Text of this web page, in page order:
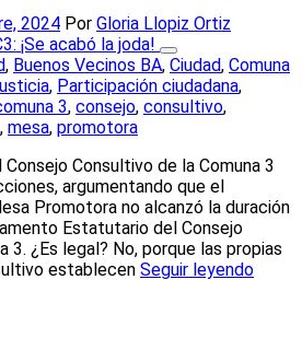
2024 Por Gloria Llopiz Ortiz
, Buenos Vecinos BA, Ciudad, Comuna
, Participación ciudadana,
3, consejo, consultivo,
, mesa, promotora
Consultivo de la Comuna 3
argumentando que el
Promotora no alcanzó la duración
Estatutario del Consejo
3. ¿Es legal? No, porque las propias
establecen Seguir leyendo